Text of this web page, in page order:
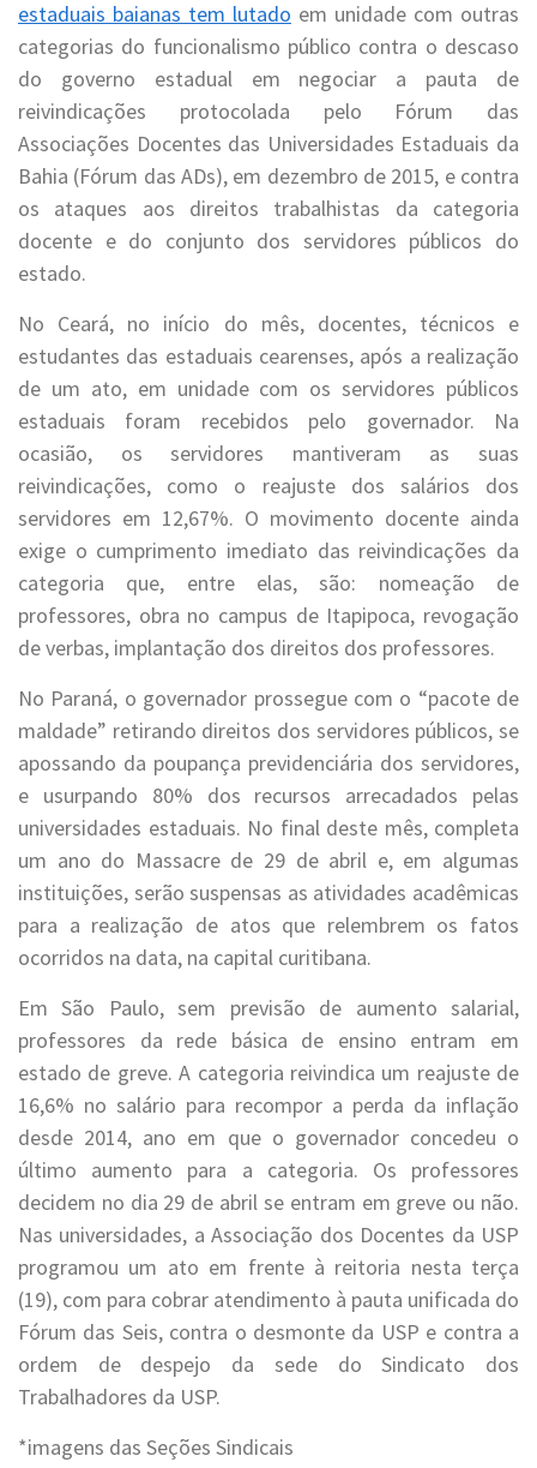
estaduais baianas tem lutado em unidade com outras
categorias do funcionalismo público contra o descaso
do governo estadual em negociar a pauta de
reivindicações protocolada pelo Fórum das
Associações Docentes das Universidades Estaduais da
Bahia (Fórum das ADs), em dezembro de 2015, e contra
os ataques aos direitos trabalhistas da categoria
docente e do conjunto dos servidores públicos do
estado.
No Ceará, no início do mês, docentes, técnicos e
estudantes das estaduais cearenses, após a realização
de um ato, em unidade com os servidores públicos
estaduais foram recebidos pelo governador. Na
ocasião, os servidores mantiveram as suas
reivindicações, como o reajuste dos salários dos
servidores em 12,67%. O movimento docente ainda
exige o cumprimento imediato das reivindicações da
categoria que, entre elas, são: nomeação de
professores, obra no campus de Itapipoca, revogação
de verbas, implantação dos direitos dos professores.
No Paraná, o governador prossegue com o “pacote de
maldade” retirando direitos dos servidores públicos, se
apossando da poupança previdenciária dos servidores,
e usurpando 80% dos recursos arrecadados pelas
universidades estaduais. No final deste mês, completa
um ano do Massacre de 29 de abril e, em algumas
instituições, serão suspensas as atividades acadêmicas
para a realização de atos que relembrem os fatos
ocorridos na data, na capital curitibana.
Em São Paulo, sem previsão de aumento salarial,
professores da rede básica de ensino entram em
estado de greve. A categoria reivindica um reajuste de
16,6% no salário para recompor a perda da inflação
desde 2014, ano em que o governador concedeu o
último aumento para a categoria. Os professores
decidem no dia 29 de abril se entram em greve ou não.
Nas universidades, a Associação dos Docentes da USP
programou um ato em frente à reitoria nesta terça
(19), com para cobrar atendimento à pauta unificada do
Fórum das Seis, contra o desmonte da USP e contra a
ordem de despejo da sede do Sindicato dos
Trabalhadores da USP.
*imagens das Seções Sindicais